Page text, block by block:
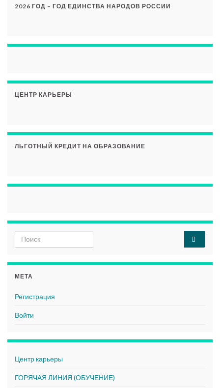
2026 ГОД – ГОД ЕДИНСТВА НАРОДОВ РОССИИ
ЦЕНТР КАРЬЕРЫ
ЛЬГОТНЫЙ КРЕДИТ НА ОБРАЗОВАНИЕ
Search for:
МЕТА
Регистрация
Войти
Центр карьеры
ГОРЯЧАЯ ЛИНИЯ (ОБУЧЕНИЕ)